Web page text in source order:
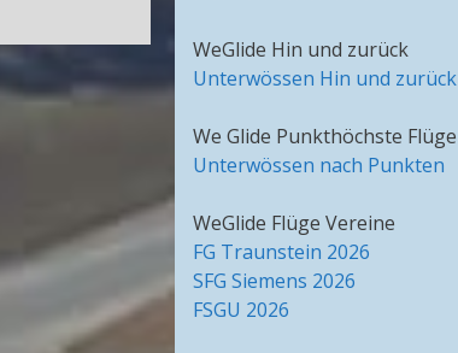
WeGlide Hin und zurück
Unterwössen Hin und zurück
We Glide Punkthöchste Flüge
Unterwössen nach Punkten
WeGlide Flüge Vereine
FG Traunstein 2026
SFG Siemens 2026
FSGU 2026